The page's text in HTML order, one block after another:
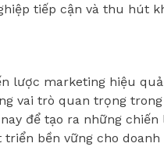
tiếp cận và thu hút
lược marketing hiệu
vai trò quan trọng
để tạo ra những
bền vững cho doanh